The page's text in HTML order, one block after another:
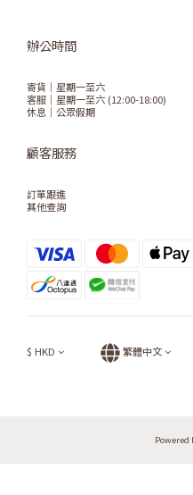
辦公時間
寄貨｜星期一至六
客服｜星期一至六 (12:00-18:00)
休息｜公眾假期
顧客服務
訂單跟進
其他查詢
$ HKD 繁體中文
Powered